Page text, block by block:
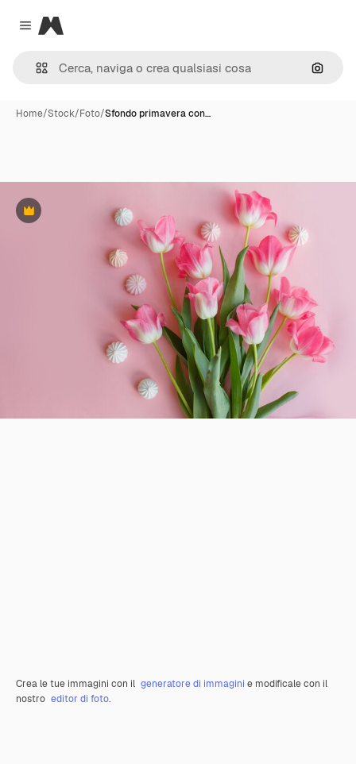
Close menu
Magnific
Cerca
Home/Stock/Foto/Sfondo primavera con…
Premium
Crea le tue immagini con il generatore di immagini e modificale con il
nostro editor di foto.